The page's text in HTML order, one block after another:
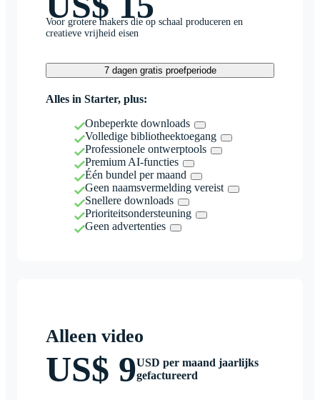
Voor grotere makers die op schaal produceren en
creatieve vrijheid eisen
7 dagen gratis proefperiode
Alles in Starter, plus:
Onbeperkte downloads
Volledige bibliotheektoegang
Professionele ontwerptools
Premium AI-functies
Één bundel per maand
Geen naamsvermelding vereist
Snellere downloads
Prioriteitsondersteuning
Geen advertenties
Alleen video
US$ 9USD per maand jaarlijks
gefactureerd